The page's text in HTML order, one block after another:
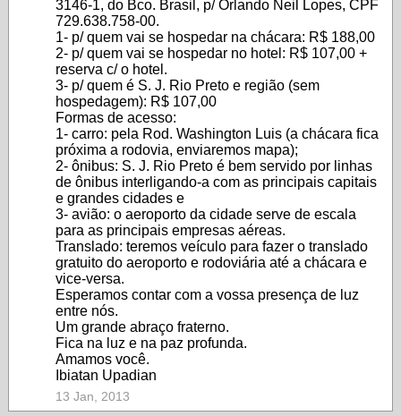
3146-1, do Bco. Brasil, p/ Orlando Neil Lopes, CPF
729.638.758-00.
1- p/ quem vai se hospedar na chácara: R$ 188,00
2- p/ quem vai se hospedar no hotel: R$ 107,00 +
reserva c/ o hotel.
3- p/ quem é S. J. Rio Preto e região (sem
hospedagem): R$ 107,00
Formas de acesso:
1- carro: pela Rod. Washington Luis (a chácara fica
próxima a rodovia, enviaremos mapa);
2- ônibus: S. J. Rio Preto é bem servido por linhas
de ônibus interligando-a com as principais capitais
e grandes cidades e
3- avião: o aeroporto da cidade serve de escala
para as principais empresas aéreas.
Translado: teremos veículo para fazer o translado
gratuito do aeroporto e rodoviária até a chácara e
vice-versa.
Esperamos contar com a vossa presença de luz
entre nós.
Um grande abraço fraterno.
Fica na luz e na paz profunda.
Amamos você.
Ibiatan Upadian
13 Jan, 2013